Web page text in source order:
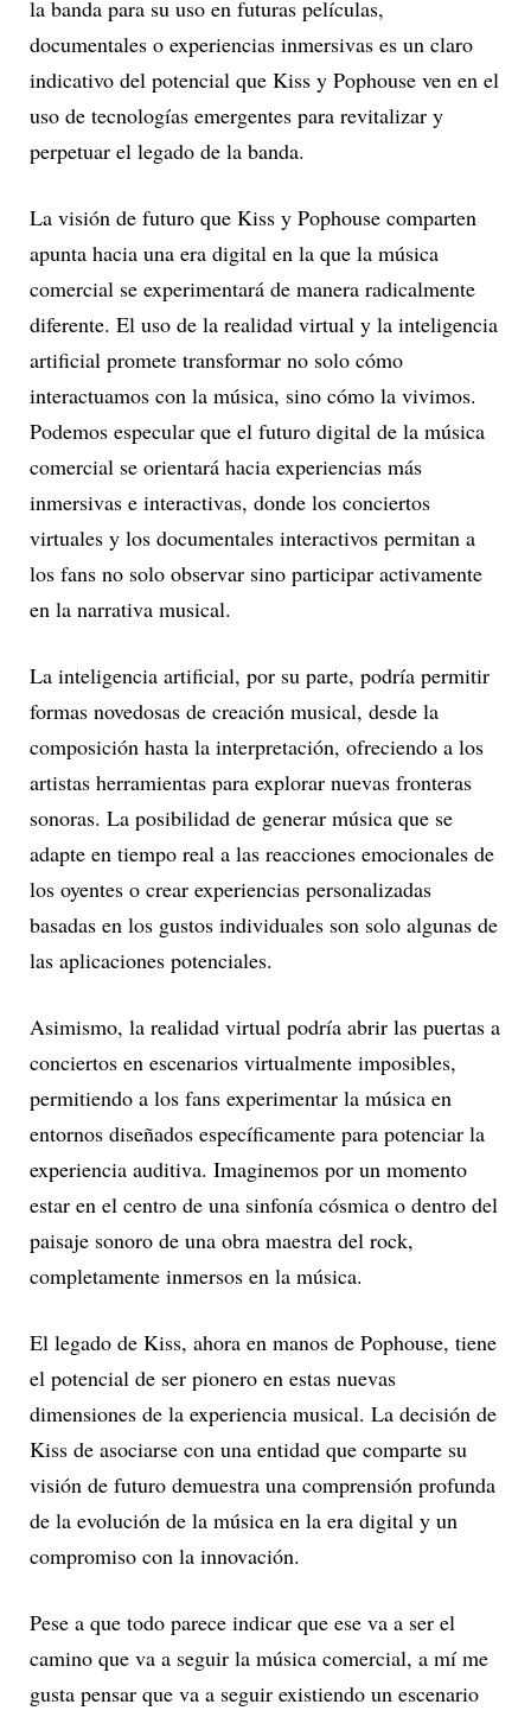
la banda para su uso en futuras películas,
documentales o experiencias inmersivas es un claro
indicativo del potencial que Kiss y Pophouse ven en el
uso de tecnologías emergentes para revitalizar y
perpetuar el legado de la banda.
La visión de futuro que Kiss y Pophouse comparten
apunta hacia una era digital en la que la música
comercial se experimentará de manera radicalmente
diferente. El uso de la realidad virtual y la inteligencia
artificial promete transformar no solo cómo
interactuamos con la música, sino cómo la vivimos.
Podemos especular que el futuro digital de la música
comercial se orientará hacia experiencias más
inmersivas e interactivas, donde los conciertos
virtuales y los documentales interactivos permitan a
los fans no solo observar sino participar activamente
en la narrativa musical.
La inteligencia artificial, por su parte, podría permitir
formas novedosas de creación musical, desde la
composición hasta la interpretación, ofreciendo a los
artistas herramientas para explorar nuevas fronteras
sonoras. La posibilidad de generar música que se
adapte en tiempo real a las reacciones emocionales de
los oyentes o crear experiencias personalizadas
basadas en los gustos individuales son solo algunas de
las aplicaciones potenciales.
Asimismo, la realidad virtual podría abrir las puertas a
conciertos en escenarios virtualmente imposibles,
permitiendo a los fans experimentar la música en
entornos diseñados específicamente para potenciar la
experiencia auditiva. Imaginemos por un momento
estar en el centro de una sinfonía cósmica o dentro del
paisaje sonoro de una obra maestra del rock,
completamente inmersos en la música.
El legado de Kiss, ahora en manos de Pophouse, tiene
el potencial de ser pionero en estas nuevas
dimensiones de la experiencia musical. La decisión de
Kiss de asociarse con una entidad que comparte su
visión de futuro demuestra una comprensión profunda
de la evolución de la música en la era digital y un
compromiso con la innovación.
Pese a que todo parece indicar que ese va a ser el
camino que va a seguir la música comercial, a mí me
gusta pensar que va a seguir existiendo un escenario